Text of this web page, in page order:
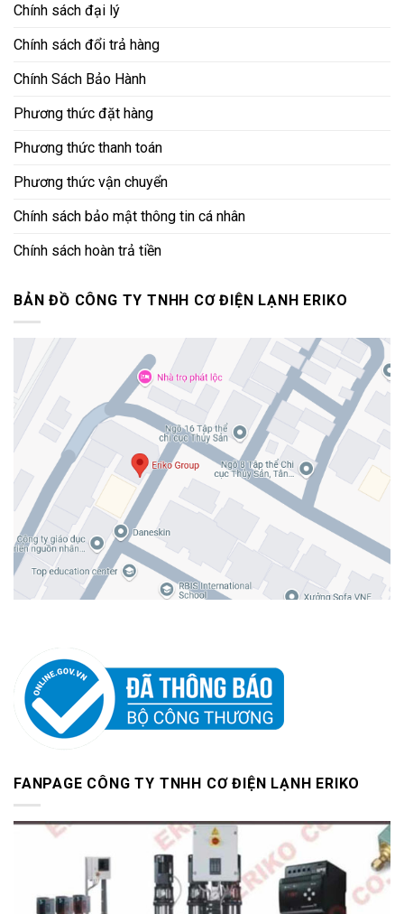
Chính sách đại lý
Chính sách đổi trả hàng
Chính Sách Bảo Hành
Phương thức đặt hàng
Phương thức thanh toán
Phương thức vận chuyển
Chính sách bảo mật thông tin cá nhân
Chính sách hoàn trả tiền
BẢN ĐỒ CÔNG TY TNHH CƠ ĐIỆN LẠNH ERIKO
FANPAGE CÔNG TY TNHH CƠ ĐIỆN LẠNH ERIKO